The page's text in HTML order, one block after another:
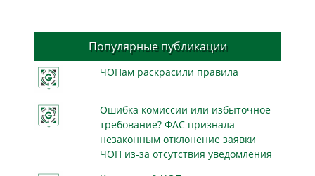
Популярные публикации
ЧОПам раскрасили правила
Ошибка комиссии или избыточное
требование? ФАС признала
незаконным отклонение заявки
ЧОП из-за отсутствия уведомления